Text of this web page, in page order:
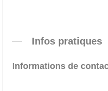
Infos pratiques
Informations de